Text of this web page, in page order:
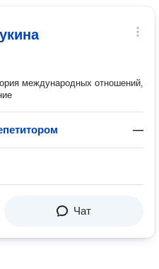
международных отношений,
—
Чат